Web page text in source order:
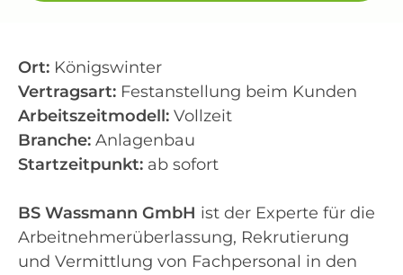
Ort: Königswinter
Vertragsart: Festanstellung beim Kunden
Arbeitszeitmodell: Vollzeit
Branche: Anlagenbau
Startzeitpunkt: ab sofort
BS Wassmann GmbH ist der Experte für die
Arbeitnehmerüberlassung, Rekrutierung
und Vermittlung von Fachpersonal in den